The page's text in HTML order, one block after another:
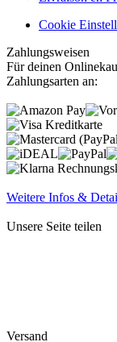
Cookie
Zahlungsweisen
Für deinen
Zahlungsarten an:
Weitere Infos &
Unsere Seite teilen
Versand